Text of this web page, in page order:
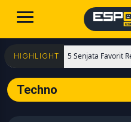
HIGHLIGHT
5 Senjata Favorit RedFace di
Techno